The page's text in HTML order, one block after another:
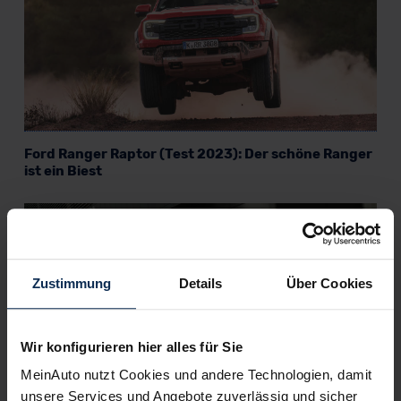
Zustimmung Details Über Cookies
Wir konfigurieren hier alles für Sie
MeinAuto nutzt Cookies und andere Technologien, damit
unsere Services und Angebote zuverlässig und sicher
Ford Ranger Raptor (Test 2023): Der schöne Ranger
ist ein Biest
KI-generiert